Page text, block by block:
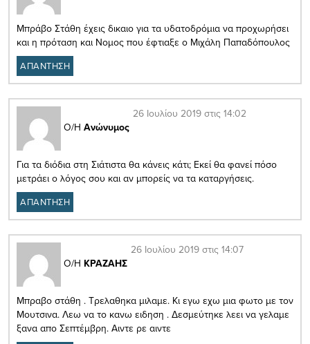
Μπράβο Στάθη έχεις δικαιο για τα υδατοδρόμια να προχωρήσει
και η πρόταση και Νομος που έφτιαξε ο Μιχάλη Παπαδόπουλος
ΑΠΑΝΤΗΣΗ
Ο/Η Ανώνυμος
26 Ιουλίου 2019 στις 14:02
Για τα διόδια στη Σιάτιστα θα κάνεις κάτι; Εκεί θα φανεί πόσο
μετράει ο λόγος σου και αν μπορείς να τα καταργήσεις.
ΑΠΑΝΤΗΣΗ
Ο/Η ΚΡΑΖΑΗΣ
26 Ιουλίου 2019 στις 14:07
Μπραβο στάθη . Τρελαθηκα μιλαμε. Κι εγω εχω μια φωτο με τον
Μουτσινα. Λεω να το κανω ειδηση . Δεσμεύτηκε λεει να γελαμε
ξανα απο Σεπτέμβρη. Αιντε ρε αιντε